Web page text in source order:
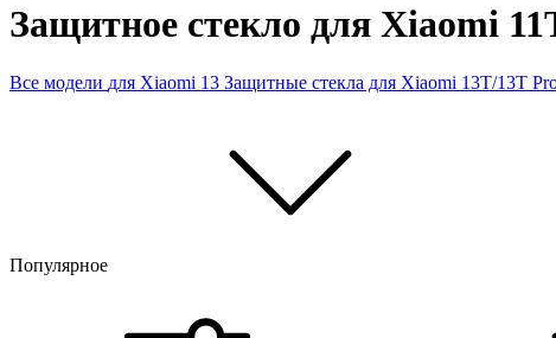
Защитное стекло для Xiaomi
Все модели для Xiaomi 13 Защитные стекла для Xiaomi 13T/13T
Популярное